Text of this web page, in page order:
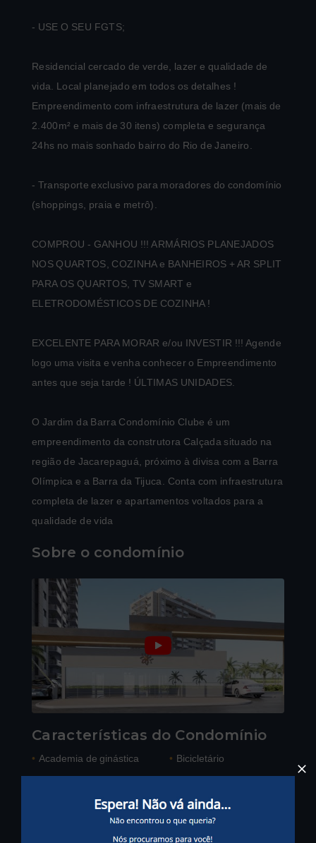
- USE O SEU FGTS;
Residencial cercado de verde, lazer e qualidade de
vida. Local planejado em todos os detalhes !
Empreendimento com infraestrutura de lazer (mais de
2.400m² e mais de 30 itens) completa e segurança
24hs no mais sonhado bairro do Rio de Janeiro.
- Transporte exclusivo para moradores do condomínio
(shoppings, praia e metrô).
COMPROU - GANHOU !!! ARMÁRIOS PLANEJADOS
NOS QUARTOS, COZINHA e BANHEIROS + AR SPLIT
PARA OS QUARTOS, TV SMART e
ELETRODOMÉSTICOS DE COZINHA !
EXCELENTE PARA MORAR e/ou INVESTIR !!! Agende
logo uma visita e venha conhecer o Empreendimento
antes que seja tarde ! ÚLTIMAS UNIDADES.
O Jardim da Barra Condomínio Clube é um
empreendimento da construtora Calçada situado na
região de Jacarepaguá, próximo à divisa com a Barra
Olímpica e a Barra da Tijuca. Conta com infraestrutura
completa de lazer e apartamentos voltados para a
qualidade de vida
Sobre o condomínio
Características do Condomínio
• Academia de ginástica • Bicicletário
Campo de futebol
Churrasqueira • Condomínio fechado
Câmeras de segurança